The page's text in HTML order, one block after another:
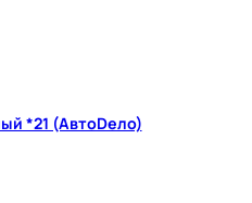
*21 (АвтоDело)